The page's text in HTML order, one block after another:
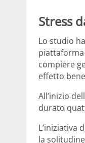
Stress
Lo studio
compiere
effetto
All’inizio
durato
L’iniziativa
la